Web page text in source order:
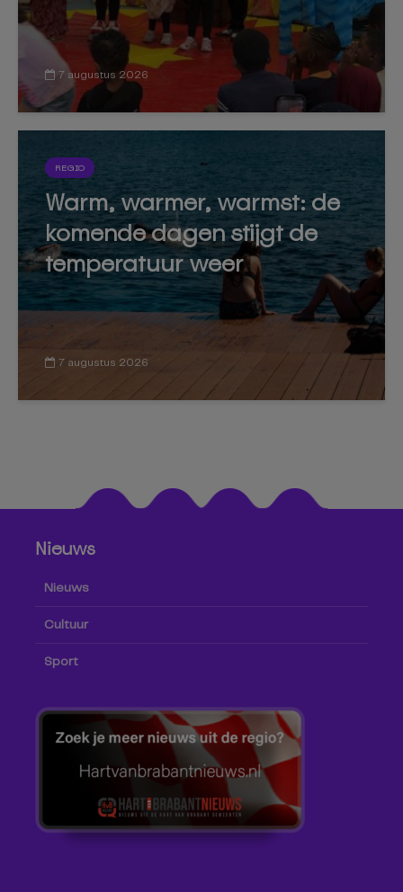
7 augustus 2026
REGIO
Warm, warmer, warmst: de
komende dagen stijgt de
temperatuur weer
7 augustus 2026
Nieuws
Nieuws
Cultuur
Sport